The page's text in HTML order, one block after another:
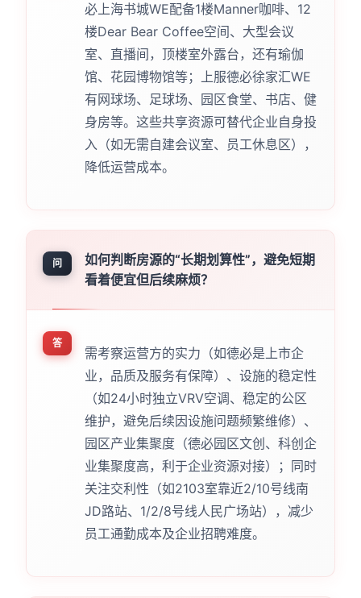
必上海书城WE配备1楼Manner咖啡、12
楼Dear Bear Coffee空间、大型会议
室、直播间，顶楼室外露台，还有瑜伽
馆、花园博物馆等；上服德必徐家汇WE
有网球场、足球场、园区食堂、书店、健
身房等。这些共享资源可替代企业自身投
入（如无需自建会议室、员工休息区），
降低运营成本。
问
如何判断房源的“长期划算性”，避免短期
看着便宜但后续麻烦？
答
需考察运营方的实力（如德必是上市企
业，品质及服务有保障）、设施的稳定性
（如24小时独立VRV空调、稳定的公区
维护，避免后续因设施问题频繁维修）、
园区产业集聚度（德必园区文创、科创企
业集聚度高，利于企业资源对接）；同时
关注交利性（如2103室靠近2/10号线南
JD路站、1/2/8号线人民广场站），减少
员工通勤成本及企业招聘难度。